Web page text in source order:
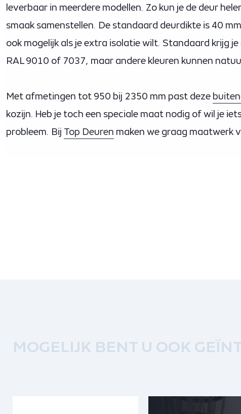
leverbaar in meerdere modellen. Zo kun je de deur
smaak samenstellen. De standaard deurdikte is 40
ook mogelijk als je extra isolatie wilt. Standaard krijg
RAL 9010 of 7037, maar andere kleuren kunnen
Met afmetingen tot 950 bij 2350 mm past deze
kozijn. Heb je toch een speciale maat nodig of wil je
probleem. Bij Top Deuren maken we graag maatwerk
MOGELIJK BENT U OOK